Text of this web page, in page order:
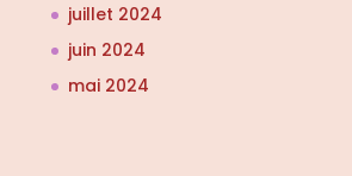
juillet 2024
juin 2024
mai 2024